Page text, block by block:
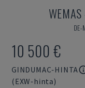
WEMAS
10 500 €
GINDUMAC-HINTA
(EXW-hinta)